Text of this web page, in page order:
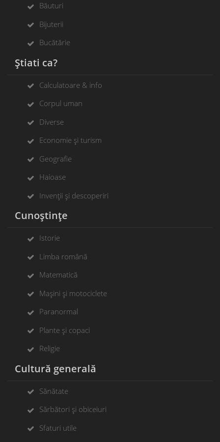
Băuturi
Bijuterii
Bucătărie
Știati ca?
Calculatoare & info
Corpul uman
Diverse
Economie și turism
Geografie
Haioase
Invenții și descoperiri
Cunoștințe
Istorie
Limba română
Matematică
Mașini și motociclete
Paranormal
Plante și copaci
Religie
Cultură generală
Sănătate
Sărbători și obiceiuri
Sfaturi utile